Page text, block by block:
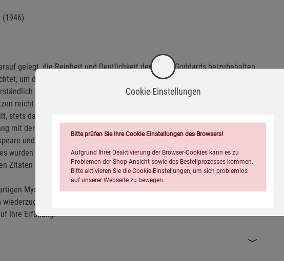
(1946)
gelegt, die Reinheit und Deutlichkeit der Worte Goddards beizubehalten.
um die wundervolle Lehre in ihrer Ausdrucksform für sich selbst
und praxisorientiert - das ist es, was Neville Goddard auszeichnet.
reicht für eine gute Übersetzung, welche die Qualität und Tiefe des
stets das richtige Wort aus vielen Interpretationsmöglichkeiten des
mit der Lehre und dem Gesamtkonzept. Neville Goddard arbeitet viel mit
und vielen Gedichten und Aussagen vergangener Poeten - hier wurde
wurden die passenden Übersetzungen der Originalwerke herangezogen,
Zitaten der Schrift wurde aus vielen Versionen stets die ausgewählt, die
Mystiker und sein Lebenswerk in seiner 100%igen Tiefe und
Sie sich auf eine Reise, auf eine wundervolle Reise
Ihre Erfüllung!
Cookie-Einstellungen
Bitte prüfen Sie Ihre Cookie Einstellungen des Browsers!
Aufgrund Ihrer Deaktivierung der Browser-Cookies kann es zu
Problemen der Shop-Ansicht sowie des Bestellprozesses kommen.
Bitte aktivieren Sie die Cookie-Einstellungen, um sich problemlos
auf unserer Webseite zu bewegen.